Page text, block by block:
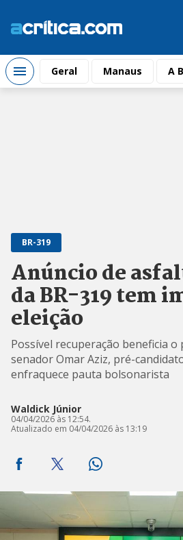
Geral Manaus A
BR-319
Anúncio de
da BR-319 tem
eleição
Possível recuperação beneficia
senador Omar Aziz, pré-
enfraquece pauta bolsonarista
Waldick Júnior
04/04/2026 às 12:54.
Atualizado em 04/04/2026 às 13:19